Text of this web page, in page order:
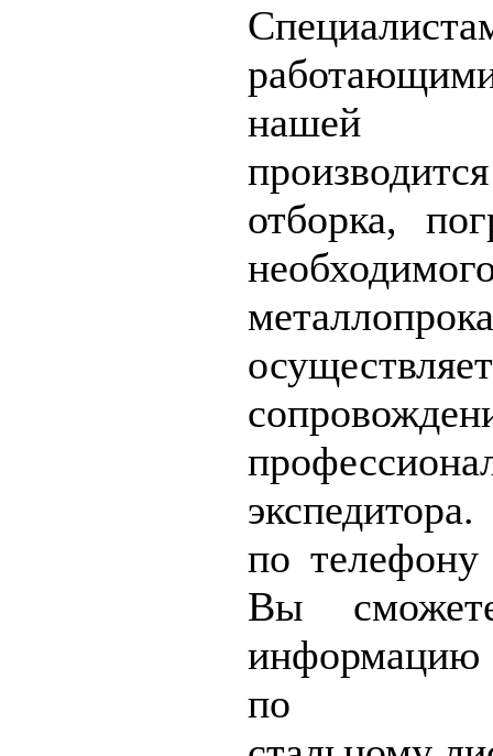
нашей
отборка,
по
Вы
информацию
по